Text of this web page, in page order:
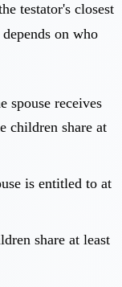
testator's closest
on who
spouse receives
children share at
is entitled to at
share at least